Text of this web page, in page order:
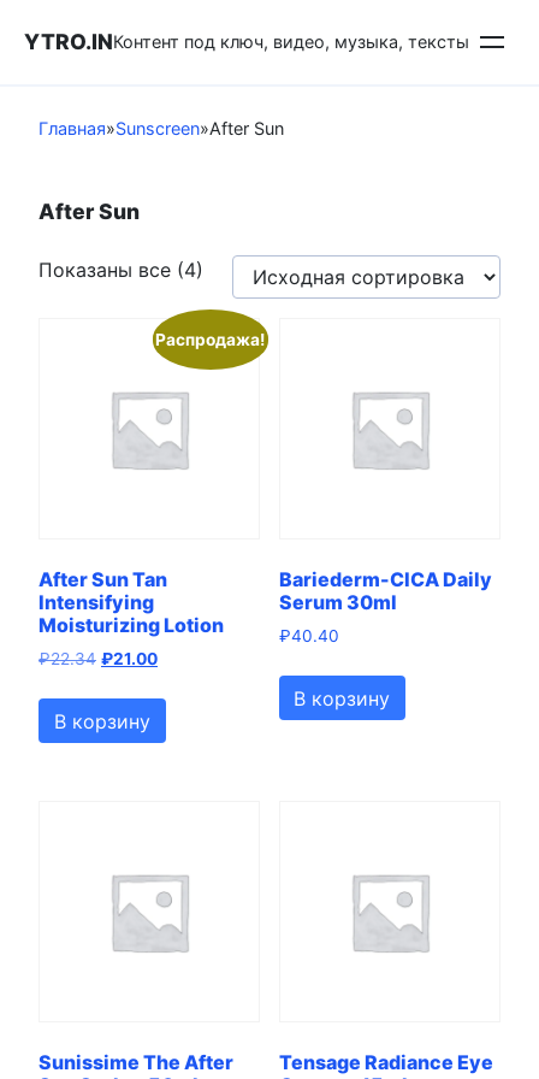
YTRO.INКонтент под ключ, видео, музыка, тексты
Главная»Sunscreen»After Sun
After Sun
Показаны все (4)
Распродажа!
After Sun Tan
Intensifying
Moisturizing Lotion
₽22.34 Первоначальная
составляла
₽22.34.
₽21.00Текущая
₽21.00.
В корзину
Bariederm-CICA Daily
Serum 30ml
₽40.40
В корзину
Sunissime The After
Tensage Radiance Eye